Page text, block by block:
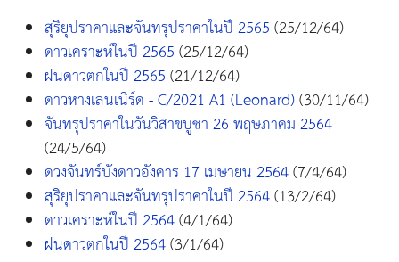
สุริยุปราคาและจันทรุปราคาในปี 2565(25/12/64)
ดาวเคราะห์ในปี 2565(25/12/64)
ฝนดาวตกในปี 2565(21/12/64)
ดาวหางเลนเนิร์ด - C/2021 A1 (Leonard)(30/11/64)
จันทรุปราคาในวันวิสาขบูชา 26 พฤษภาคม 2564
(24/5/64)
ดวงจันทร์บังดาวอังคาร 17 เมษายน 2564(7/4/64)
สุริยุปราคาและจันทรุปราคาในปี 2564(13/2/64)
ดาวเคราะห์ในปี 2564(4/1/64)
ฝนดาวตกในปี 2564(3/1/64)